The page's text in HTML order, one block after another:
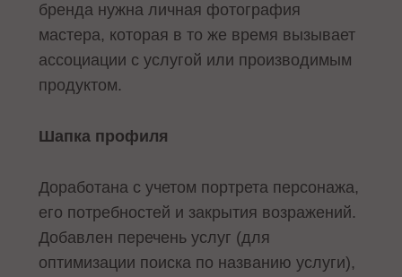
бренда нужна личная фотография
мастера, которая в то же время вызывает
ассоциации с услугой или производимым
продуктом.
Шапка профиля
Доработана с учетом портрета персонажа,
его потребностей и закрытия возражений.
Добавлен перечень услуг (для
оптимизации поиска по названию услуги),